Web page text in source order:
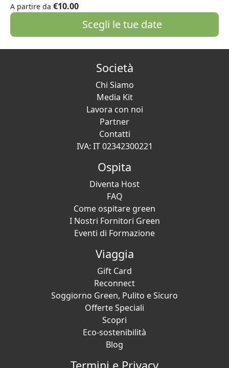
A partire da €10.00
Scegli le tue date
Società
Chi Siamo
Media Kit
Lavora con noi
Partner
Contatti
IVA: IT 02342300221
Ospita
Diventa Host
FAQ
Come ospitare green
I Nostri Fornitori Green
Eventi di Formazione
Viaggia
Gift Card
Reconnect
Soggiorno Green, Pulito e Sicuro
Offerte Speciali
Scopri
Eco-sostenibilità
Blog